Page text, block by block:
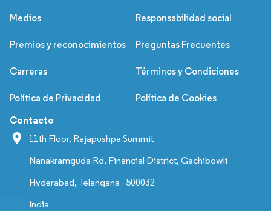
Medios Responsabilidad social
Premios y reconocimientos Preguntas Frecuentes
Carreras Términos y Condiciones
Política de Privacidad Política de Cookies
Contacto
11th Floor, Rajapushpa Summit
Nanakramguda Rd, Financial District, Gachibowli
Hyderabad, Telangana - 500032
India